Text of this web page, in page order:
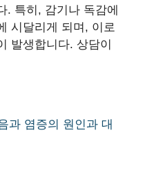
. 특히, 감기나 독감에
시달리게 되며, 이로
발생합니다. 상담이
과 염증의 원인과 대